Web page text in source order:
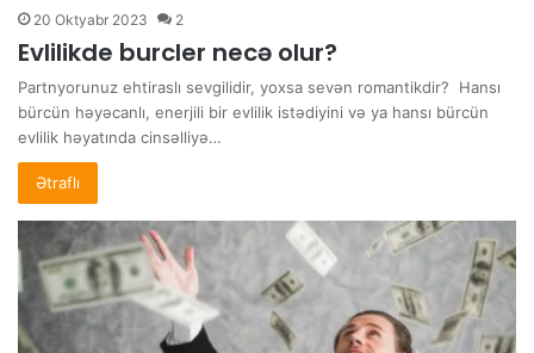
20 Oktyabr 2023 2
Evlilikde burcler necə olur?
Partnyorunuz ehtiraslı sevgilidir, yoxsa sevən romantikdir? Hansı
bürcün həyəcanlı, enerjili bir evlilik istədiyini və ya hansı bürcün
evlilik həyatında cinsəlliyə…
Ətraflı